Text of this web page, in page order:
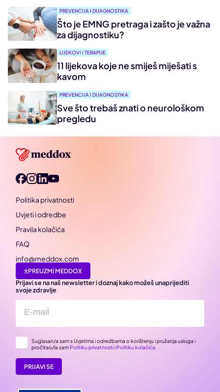
PREVENCIJA I DIJAGNOSTIKA
Što je EMNG pretraga i zašto je važna
za dijagnostiku?
LIJEKOVI I TERAPIJE
11 lijekova koje ne smiješ miješati s
kavom
PREVENCIJA I DIJAGNOSTIKA
Sve što trebaš znati o neurološkom
pregledu
Politika privatnosti
Uvjeti i odredbe
Pravila kolačića
FAQ
info@meddox.com
PREUZMI MEDDOX
Prijavi se na naš newsletter i doznaj kako možeš unaprijediti
svoje zdravlje
Suglasan/a sam s Uvjetima i odredbama o korištenju i pružanja usluga i
pročitao/la sam Politiku privatnostii Politiku kolačića.
PRIJAVI SE